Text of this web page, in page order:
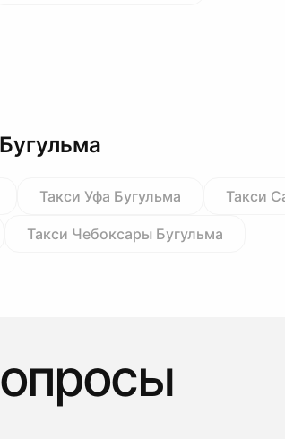
Такси Уфа Бугульма Такси
Такси Чебоксары Бугульма